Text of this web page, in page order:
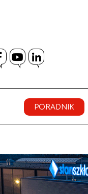
Facebook
YouTube
LinkedIn
PORADNIK